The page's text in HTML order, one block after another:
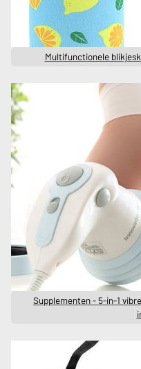
Multifunctionele
Supplementen - 5-in-1